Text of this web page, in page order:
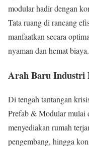
modular hadir dengan
Tata ruang di rancang
manfaatkan secara
nyaman dan hemat biaya.
Arah Baru Industri
Di tengah tantangan
Prefab & Modular mulai
menyediakan rumah
pengembang, hingga